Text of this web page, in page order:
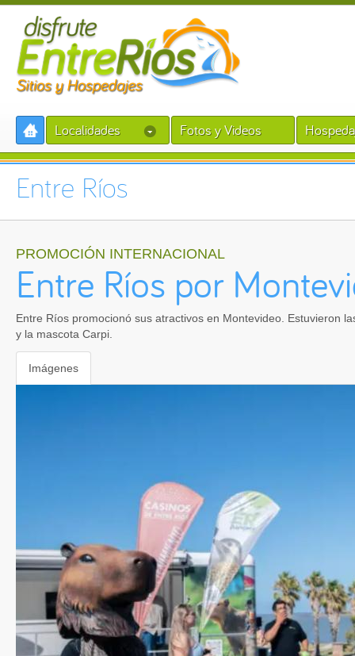
Localidades Fotos y Videos
Entre Ríos
PROMOCIÓN INTERNACIONAL
Entre Ríos por
Entre Ríos promocionó sus atractivos en Montevideo. Estuvieron
y la mascota Carpi.
Imágenes